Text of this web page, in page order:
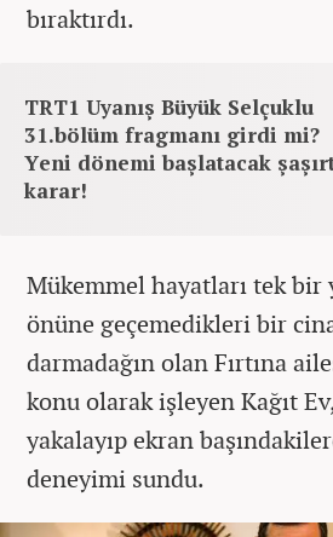
bıraktırdı.
TRT1 Uyanış Büyük Selçuklu
31.bölüm fragmanı girdi mi?
Yeni dönemi başlatacak
karar!
Mükemmel hayatları tek bir
önüne geçemedikleri bir
darmadağın olan Fırtına
konu olarak işleyen Kağıt
yakalayıp ekran
deneyimi sundu.